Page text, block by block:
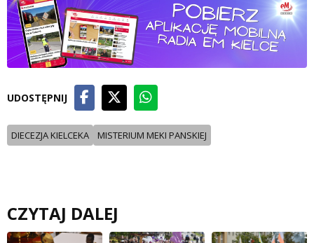
UDOSTĘPNIJ
DIECEZJA KIELCEKA MISTERIUM MEKI PANSKIEJ
CZYTAJ DALEJ